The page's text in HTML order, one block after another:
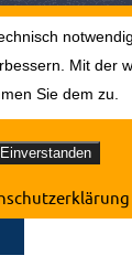
Mit der
Sie dem zu.
Einverstanden